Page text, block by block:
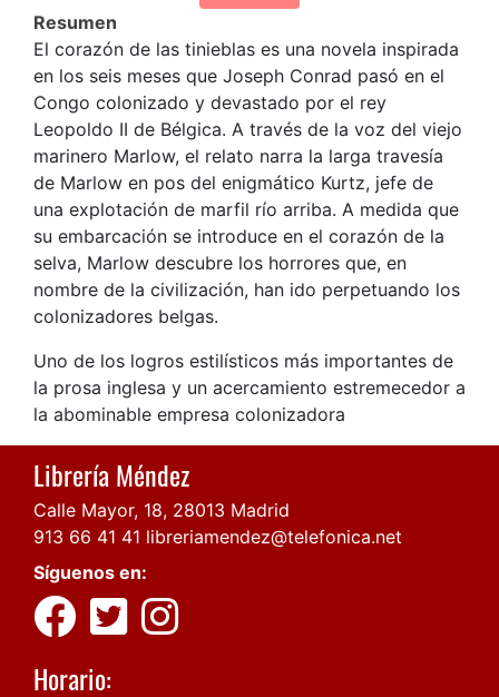
Resumen
El corazón de las tinieblas es una novela inspirada
en los seis meses que Joseph Conrad pasó en el
Congo colonizado y devastado por el rey
Leopoldo II de Bélgica. A través de la voz del viejo
marinero Marlow, el relato narra la larga travesía
de Marlow en pos del enigmático Kurtz, jefe de
una explotación de marfil río arriba. A medida que
su embarcación se introduce en el corazón de la
selva, Marlow descubre los horrores que, en
nombre de la civilización, han ido perpetuando los
colonizadores belgas.
Uno de los logros estilísticos más importantes de
la prosa inglesa y un acercamiento estremecedor a
la abominable empresa colonizadora
Librería Méndez
Calle Mayor, 18, 28013 Madrid
913 66 41 41 libreriamendez@telefonica.net
Síguenos en:
Horario: